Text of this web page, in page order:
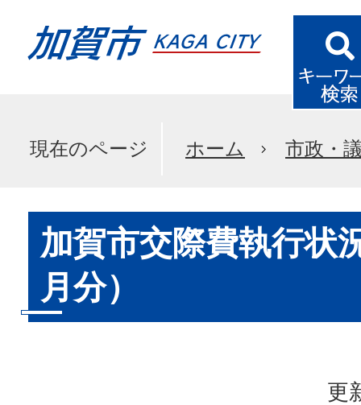
現在のページ ホーム 市政・
加賀市交際費執行状
月分）
更